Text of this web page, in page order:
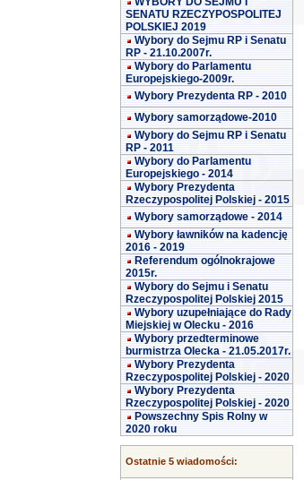
SENATU RZECZYPOSPOLITEJ
POLSKIEJ 2019
Wybory do Sejmu RP i Senatu
RP - 21.10.2007r.
Wybory do Parlamentu
Europejskiego-2009r.
Wybory Prezydenta RP - 2010
Wybory samorządowe-2010
Wybory do Sejmu RP i Senatu
RP - 2011
Wybory do Parlamentu
Europejskiego - 2014
Wybory Prezydenta
Rzeczypospolitej Polskiej - 2015
Wybory samorządowe - 2014
Wybory ławników na kadencję
2016 - 2019
Referendum ogólnokrajowe
2015r.
Wybory do Sejmu i Senatu
Rzeczypospolitej Polskiej 2015
Wybory uzupełniające do Rady
Miejskiej w Olecku - 2016
Wybory przedterminowe
burmistrza Olecka - 21.05.2017r.
Wybory Prezydenta
Rzeczypospolitej Polskiej - 2020
Wybory Prezydenta
Rzeczypospolitej Polskiej - 2020
Powszechny Spis Rolny w
2020 roku
Ostatnie 5 wiadomości: